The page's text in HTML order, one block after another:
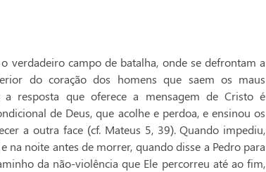
verdadeiro campo de batalha, onde se defrontam a
do coração dos homens que saem os maus
a resposta que oferece a mensagem de Cristo é
de Deus, que acolhe e perdoa, e ensinou os
a outra face (cf. Mateus 5, 39). Quando impediu,
na noite antes de morrer, quando disse a Pedro para
da não-violência que Ele percorreu até ao fim,